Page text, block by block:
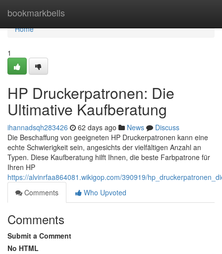
bookmarkbells
Home
Home
1
HP Druckerpatronen: Die
Ultimative Kaufberatung
ihannadsqh283426 62 days ago News
Discuss
Die Beschaffung von geeigneten HP Druckerpatronen kann eine
echte Schwierigkeit sein, angesichts der vielfältigen Anzahl an
Typen. Diese Kaufberatung hilft Ihnen, die beste Farbpatrone für
Ihren HP
https://alvinrfaa864081.wikigop.com/390919/
Comments
Who Upvoted
Comments
Submit a Comment
No HTML